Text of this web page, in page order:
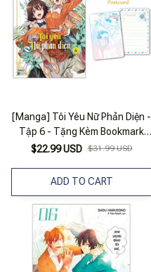
[Manga] Tôi Yêu Nữ Phản Diện -
Tập 6 - Tặng Kèm Bookmark
Hai Mặt
$22.99 USD $31.99 USD
ADD TO CART